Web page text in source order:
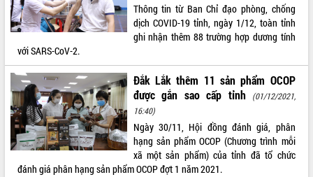
Xây dựng nông thôn mới: Nâng cao đời
sống người dân từ những mô hình thiết
thực
Quyết liệt tháo gỡ vướng mắc, đẩy
nhanh tiến độ các dự án trọng điểm
trong Khu kinh tế Nam Phú Yên
Hòn Yến phát triển du lịch gắn với bảo
tồn biển
Lấy ý kiến điều chỉnh Quy hoạch tỉnh
Đắk Lắk thời kỳ 2021-2030, tầm nhìn
Thông tin từ Ban Chỉ đạo phòng, chống
dịch COVID-19 tỉnh, ngày 1/12, toàn tỉnh
ghi nhận thêm 88 trường hợp dương tính
với SARS-CoV-2.
Đắk Lắk thêm 11 sản phẩm OCOP
được gắn sao cấp tỉnh
(01/12/2021,
16:40)
Ngày 30/11, Hội đồng đánh giá, phân
hạng sản phẩm OCOP (Chương trình mỗi
xã một sản phẩm) của tỉnh đã tổ chức
đánh giá phân hạng sản phẩm OCOP đợt 1 năm 2021.